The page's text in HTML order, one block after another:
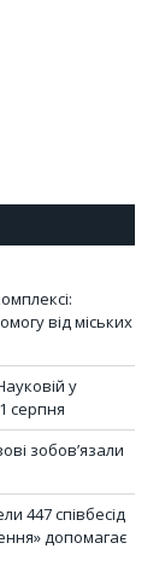
від міських
у
серпня
зобов’язали
447 співбесід
допомагає